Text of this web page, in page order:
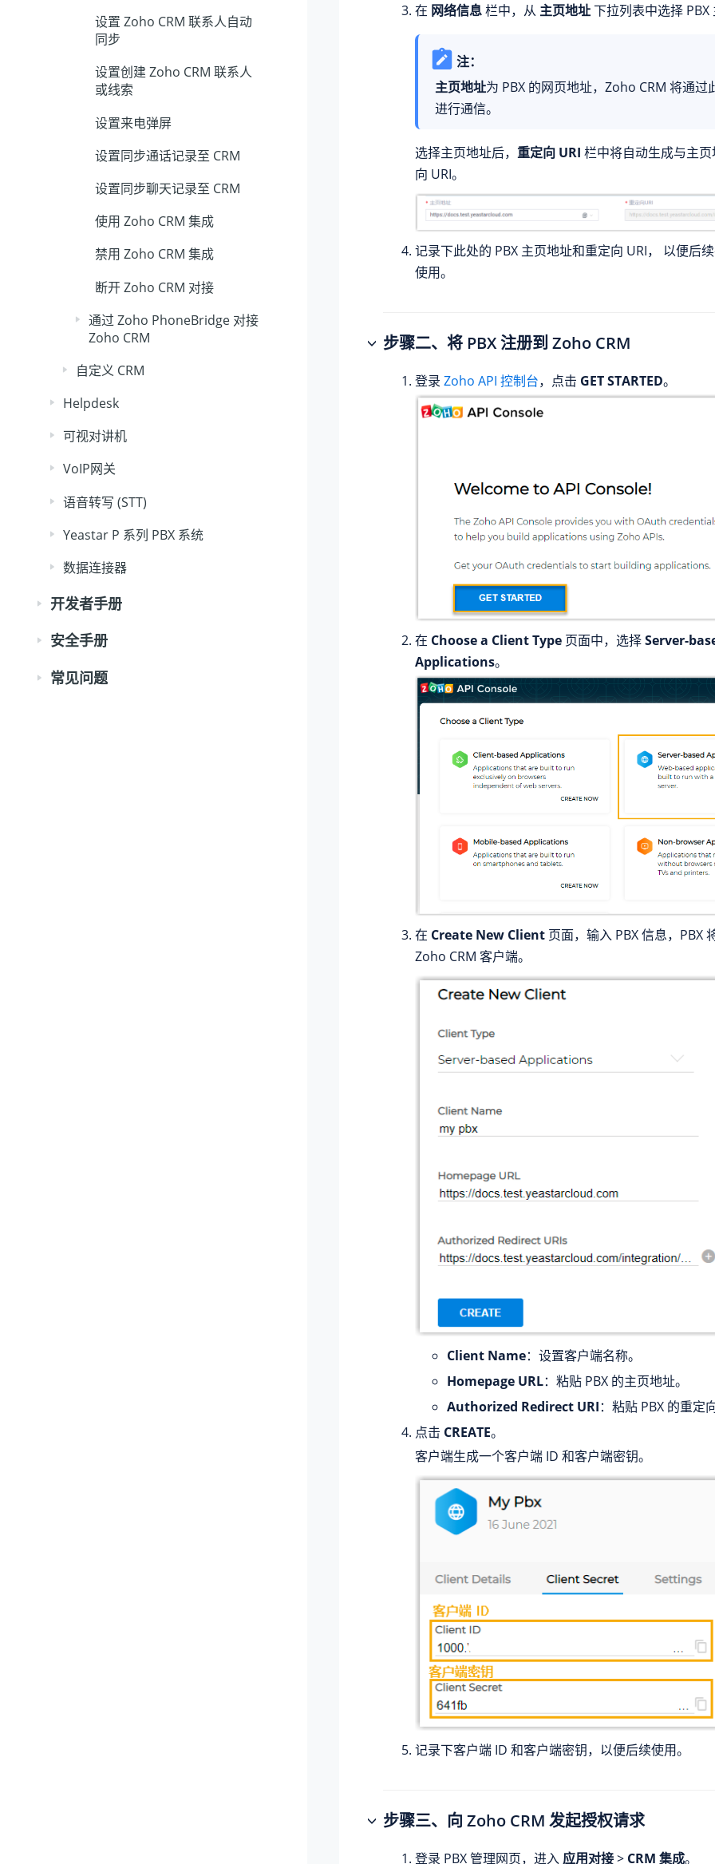
设置 Zoho CRM 联系人自动
同步
设置创建 Zoho CRM 联系人
或线索
设置来电弹屏
设置同步通话记录至 CRM
设置同步聊天记录至 CRM
使用 Zoho CRM 集成
禁用 Zoho CRM 集成
断开 Zoho CRM 对接
通过 Zoho PhoneBridge 对接
Zoho CRM
自定义 CRM
Helpdesk
可视对讲机
VoIP网关
语音转写 (STT)
Yeastar P 系列 PBX 系统
数据连接器
开发者手册
安全手册
常见问题
在 网络信息栏中，从 主页地址下拉列表中选择 PBX
注：
主页地址为 PBX 的网页地址，Zoho CRM 将通过
进行通信。
选择主页地址后， 重定向 URI 栏中将自动生成与主
向 URI。
记录下此处的 PBX 主页地址和重定向 URI， 以便后
使用。
步骤二、将 PBX 注册到 Zoho CRM
登录 Zoho API 控制台，点击 GET STARTED。
在 Choose a Client Type 页面中，选择Server-
Applications。
在 Create New Client 页面，输入 PBX 信息，PBX
Zoho CRM 客户端。
Client Name：设置客户端名称。
Homepage URL：粘贴 PBX 的主页地址。
Authorized Redirect URI：粘贴 PBX 的重定
点击 CREATE。
客户端生成一个客户端 ID 和客户端密钥。
记录下客户端 ID 和客户端密钥，以便后续使用。
步骤三、向 Zoho CRM 发起授权请求
登录 PBX 管理网页，进入 应用对接> CRM 集成。